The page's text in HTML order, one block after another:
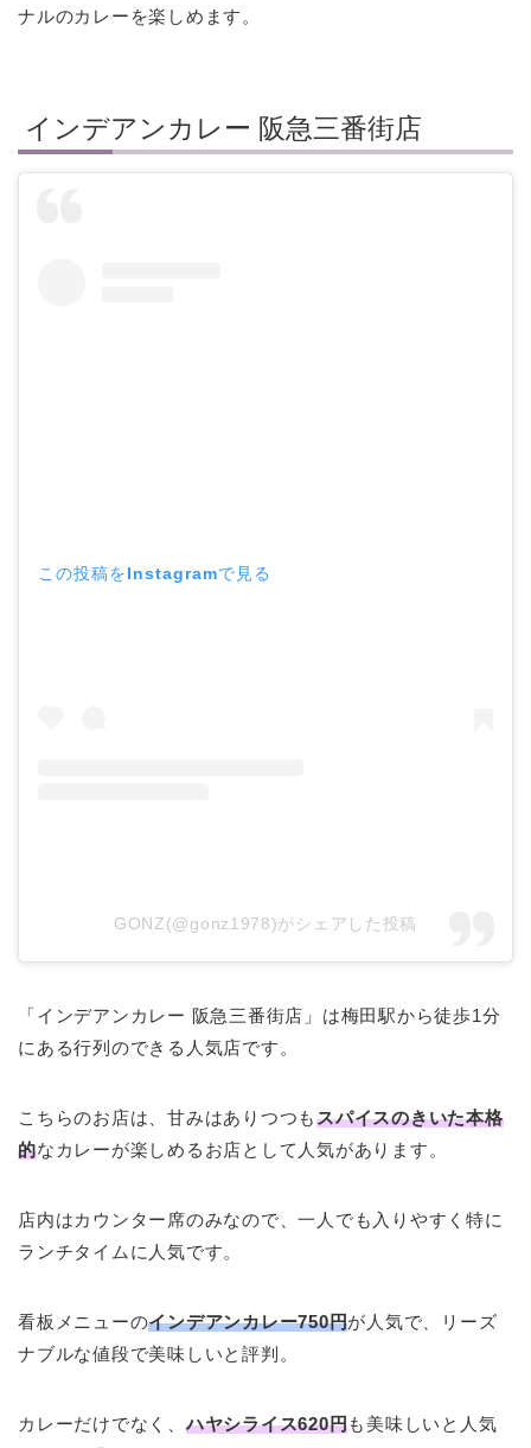
ナルのカレーを楽しめます。
インデアンカレー 阪急三番街店
この投稿をInstagramで見る
GONZ(@gonz1978)がシェアした投稿
「インデアンカレー 阪急三番街店」は梅田駅から徒歩1分
にある行列のできる人気店です。
こちらのお店は、甘みはありつつもスパイスのきいた本格
的なカレーが楽しめるお店として人気があります。
店内はカウンター席のみなので、一人でも入りやすく特に
ランチタイムに人気です。
看板メニューのインデアンカレー750円が人気で、リーズ
ナブルな値段で美味しいと評判。
カレーだけでなく、ハヤシライス620円も美味しいと人気